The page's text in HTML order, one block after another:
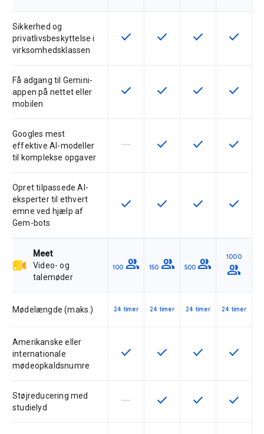
Sikkerhed og
privatlivsbeskyttelse i
virksomhedsklassen
Denne funktion er tilgængelig for
check Denne funktion er
check Denne funktion
check Denne
check
Få adgang til Gemini-
appen på nettet eller
mobilen
Denne funktion er tilgængelig for
check Denne funktion er
check Denne funktion
check Denne
check
Googles mest
effektive AI-modeller
til komplekse opgaver
Denne funktion understøttes ikke
horizontal_rule Denne funktion er
check Denne funktion
check Denne
check
Opret tilpassede AI-
eksperter til ethvert
emne ved hjælp af
Gem-bots
Denne funktion er tilgængelig for
check Denne funktion er
check Denne funktion
check Denne
check
Meet
Video- og
talemøder
100 group 150 group 500 group 1000
group
Mødelængde (maks.) 24 timer 24 timer 24 timer 24 timer
Amerikanske eller
internationale
mødeopkaldsnumre
Denne funktion er tilgængelig for
check Denne funktion er
check Denne funktion
check Denne
check
Støjreducering med
studielyd
Denne funktion understøttes ikke
horizontal_rule Denne funktion er
check Denne funktion
check Denne
check